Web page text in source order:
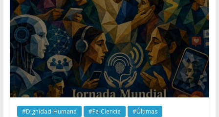
#Dignidad-Humana #Fe-Ciencia #Últimas